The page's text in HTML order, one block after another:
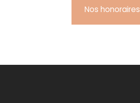
Nos honoraires